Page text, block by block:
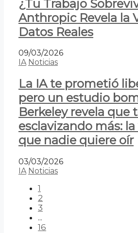
¿Tu Trabajo
Anthropic Revela la
Datos Reales
09/03/2026
IA Noticias
La IA te prometió
pero un estudio
Berkeley revela que
esclavizando más: la
que nadie quiere oír
03/03/2026
IA Noticias
1
2
3
...
16